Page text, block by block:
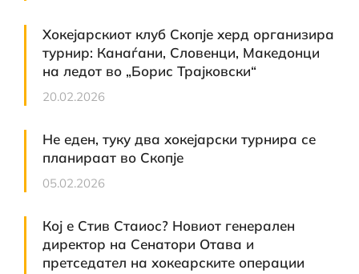
Хокејарскиот клуб Скопје херд организира
турнир: Канаѓани, Словенци, Македонци
на ледот во „Борис Трајковски“
20.02.2026
Не еден, туку два хокејарски турнира се
планираат во Скопје
05.02.2026
Кој е Стив Стаиос? Новиот генерален
директор на Сенатори Отава и
претседател на хокеарските операции